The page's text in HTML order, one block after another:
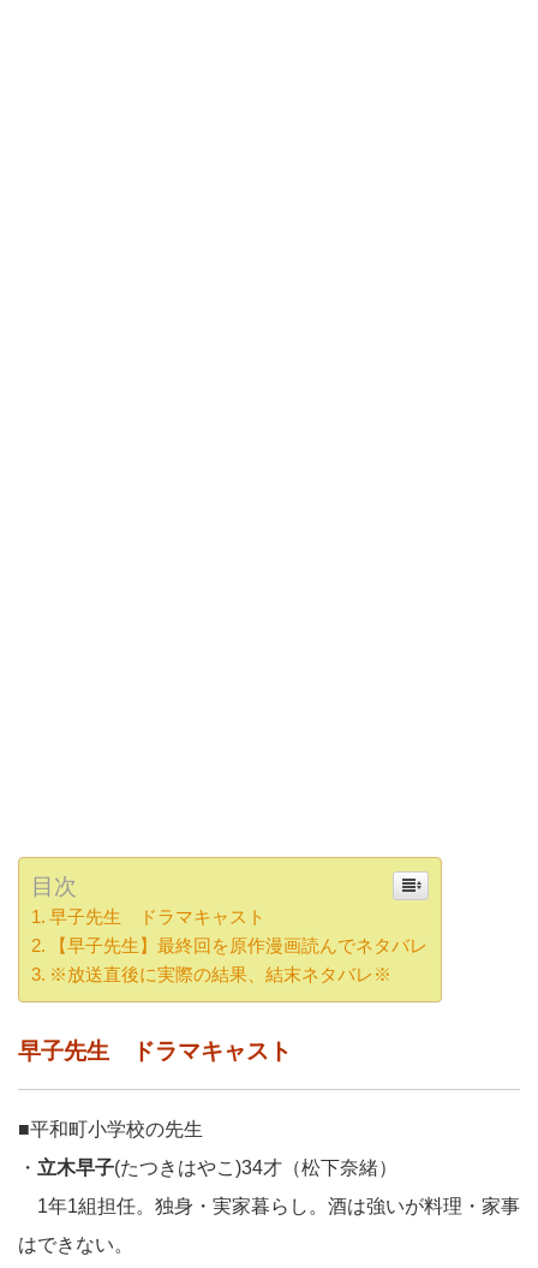
目次
早子先生 ドラマキャスト
【早子先生】最終回を原作漫画読んでネタバレ
※放送直後に実際の結果、結末ネタバレ※
早子先生 ドラマキャスト
■平和町小学校の先生
・ 立木早子(たつきはやこ)34才（松下奈緒）
1年1組担任。独身・実家暮らし。酒は強いが料理・家事
はできない。